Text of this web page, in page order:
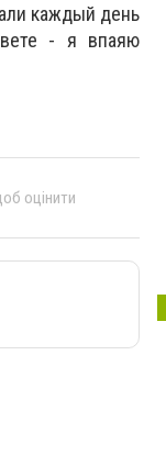
каждый день
- я впаяю
оцінити